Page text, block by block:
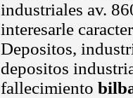
industriales av.
interesarle
Depositos,
depositos
fallecimiento